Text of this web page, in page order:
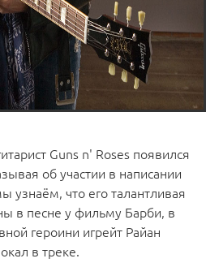
Guns n' Roses появился
об участии в написании
узнаём, что его талантливая
в песне у фильму Барби, в
героини игрейт Райан
в треке.